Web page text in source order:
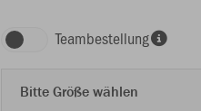
Teambestellung
Bitte Größe wählen